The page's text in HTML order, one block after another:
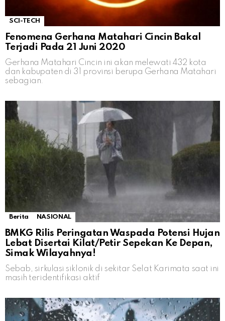
SCI-TECH
Fenomena Gerhana Matahari Cincin Bakal
Terjadi Pada 21 Juni 2020
Gerhana Matahari Cincin ini akan melewati 432 kota
dan kabupaten di 31 provinsi berupa Gerhana Matahari
sebagian.
Berita NASIONAL
BMKG Rilis Peringatan Waspada Potensi Hujan
Lebat Disertai Kilat/Petir Sepekan Ke Depan,
Simak Wilayahnya!
Sebab, sirkulasi siklonik di sekitar Selat Karimata saat ini
masih teridentifikasi aktif